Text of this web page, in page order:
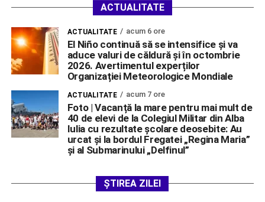
ACTUALITATE
ACTUALITATE acum 6 ore
El Niño continuă să se intensifice și va
aduce valuri de căldură și în octombrie
2026. Avertimentul experților
Organizației Meteorologice Mondiale
ACTUALITATE acum 7 ore
Foto | Vacanță la mare pentru mai mult de
40 de elevi de la Colegiul Militar din Alba
Iulia cu rezultate școlare deosebite: Au
urcat și la bordul Fregatei „Regina Maria”
și al Submarinului „Delfinul”
ȘTIREA ZILEI